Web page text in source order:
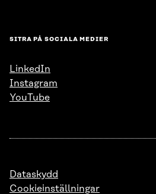
SITRA PÅ SOCIALA MEDIER
LinkedIn
Instagram
YouTube
Dataskydd
Cookieinställningar